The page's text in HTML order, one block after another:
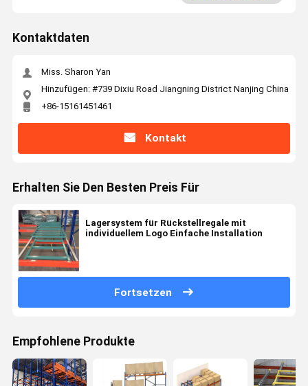
Kontaktdaten
Miss. Sharon Yan
Hinzufügen: #739 Dixiu Road Jiangning District Nanjing China
+86-15161451461
Kontakt
Erhalten Sie Den Besten Preis Für
Lagersystem für Rückstellregale mit
individuellem Logo Einfache Installation
Fortsetzen
Empfohlene Produkte